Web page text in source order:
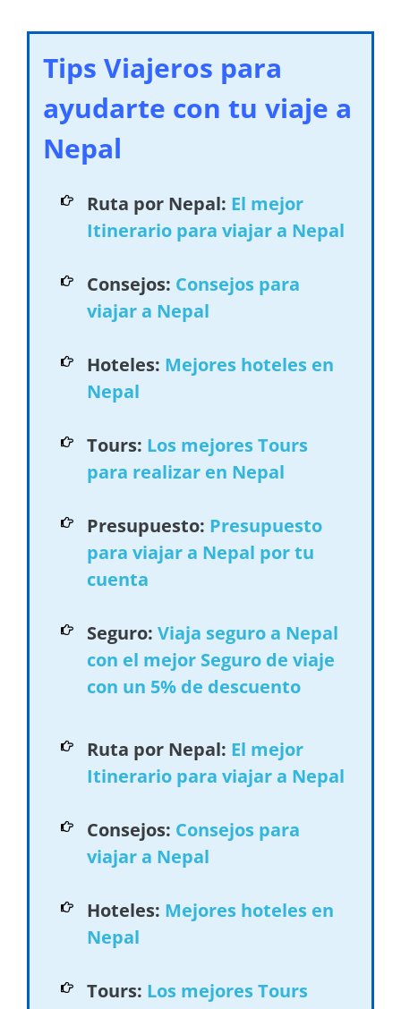
Tips Viajeros para
ayudarte con tu viaje a
Nepal
Ruta por Nepal: El mejor
Itinerario para viajar a Nepal
Consejos: Consejos para
viajar a Nepal
Hoteles: Mejores hoteles en
Nepal
Tours: Los mejores Tours
para realizar en Nepal
Presupuesto: Presupuesto
para viajar a Nepal por tu
cuenta
Seguro: Viaja seguro a Nepal
con el mejor Seguro de viaje
con un 5% de descuento
Ruta por Nepal: El mejor
Itinerario para viajar a Nepal
Consejos: Consejos para
viajar a Nepal
Hoteles: Mejores hoteles en
Nepal
Tours: Los mejores Tours